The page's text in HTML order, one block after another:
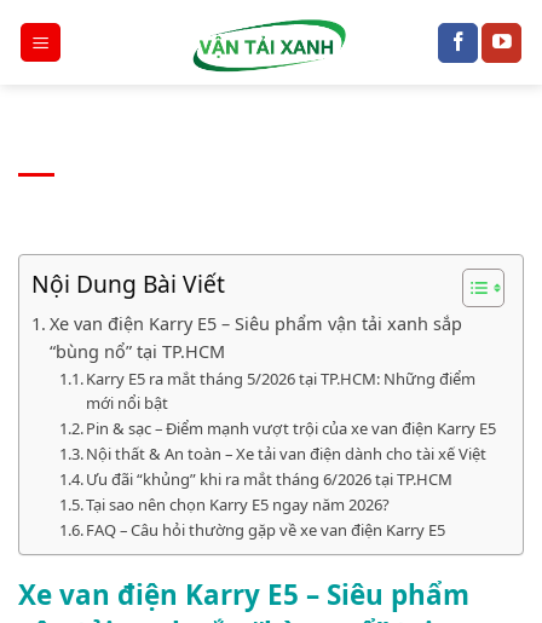
đến
Nội Dung Bài Viết
Xe van điện Karry E5 – Siêu phẩm vận tải xanh sắp
“bùng nổ” tại TP.HCM
Karry E5 ra mắt tháng 5/2026 tại TP.HCM: Những điểm
mới nổi bật
Pin & sạc – Điểm mạnh vượt trội của xe van điện Karry E5
Nội thất & An toàn – Xe tải van điện dành cho tài xế Việt
Ưu đãi “khủng” khi ra mắt tháng 6/2026 tại TP.HCM
Tại sao nên chọn Karry E5 ngay năm 2026?
FAQ – Câu hỏi thường gặp về xe van điện Karry E5
Xe van điện Karry E5 – Siêu phẩm